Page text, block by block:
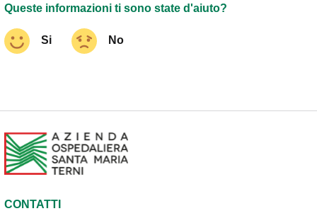
Queste informazioni ti sono state d'aiuto?
Si No
CONTATTI